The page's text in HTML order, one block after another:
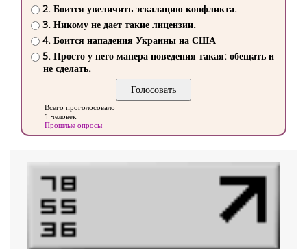
2. Боится увеличить эскалацию конфликта.
3. Никому не дает такие лицензии.
4. Боится нападения Украины на США
5. Просто у него манера поведения такая: обещать и
не сделать.
Всего проголосовало
1 человек
Прошлые опросы